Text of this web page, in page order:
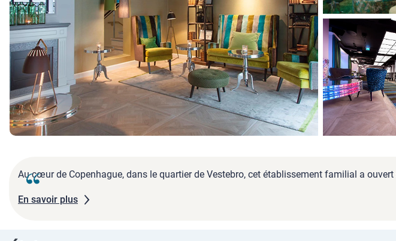
Au cœur de Copenhague, dans le quartier de Vestebro, cet établissement familial a
En savoir plus